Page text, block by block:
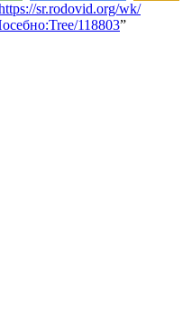
sr.rodovid.org/wk/
118803”